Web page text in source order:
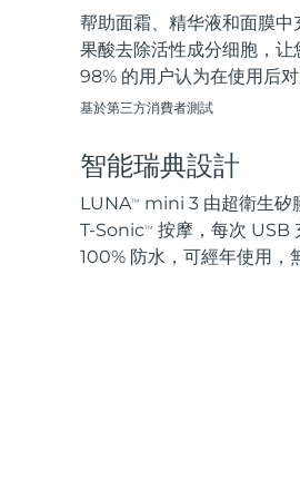
帮助面霜、精华液和面膜
果酸去除活性成分细胞，让
98% 的用户认为在使用后
基於第三方消費者測試
智能瑞典設計
LUNATM
mini 3 由超衛生矽
T-SonicTM
按摩，每次 USB
100% 防水，可經年使用，